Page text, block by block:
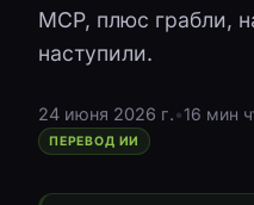
MCP, плюс грабли,
наступили.
24 июня 2026 г.•16 мин
ПЕРЕВОД ИИ